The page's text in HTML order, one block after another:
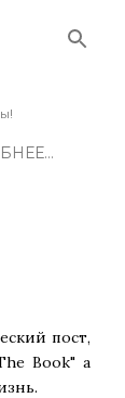
пост,
Book" а